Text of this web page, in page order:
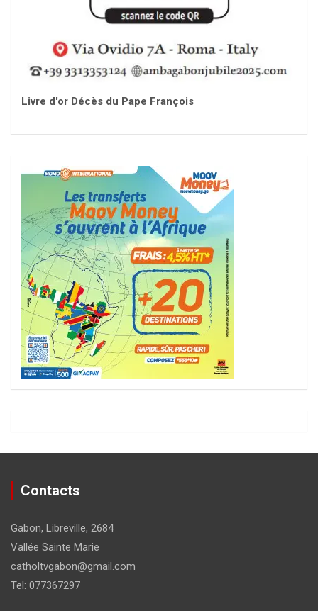
Livre d'or Décès du Pape François
Contacts
Gabon, Libreville, 2684
Vallée Sainte Marie
catholtvgabon@gmail.com
Tel: 077367297